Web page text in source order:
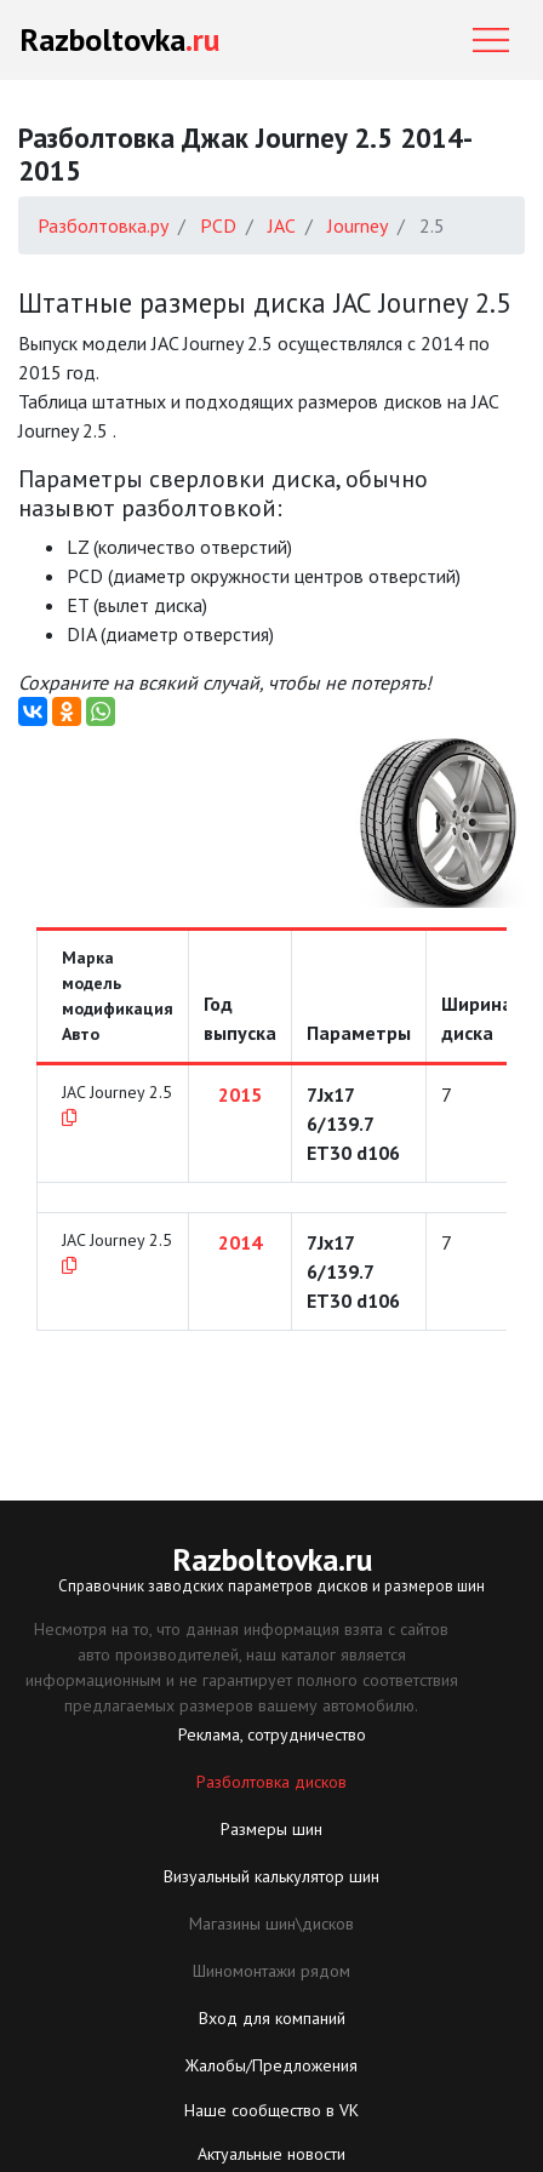
Razboltovka.ru
Разболтовка Джак Journey 2.5 2014-
2015
Разболтовка.ру PCD JAC Journey 2.5
Штатные размеры диска JAC Journey 2.5
Выпуск модели JAC Journey 2.5 осуществлялся с 2014 по
2015 год.
Таблица штатных и подходящих размеров дисков на JAC
Journey 2.5 .
Параметры сверловки диска, обычно
назывют разболтовкой:
LZ (количество отверстий)
PCD (диаметр окружности центров отверстий)
ET (вылет диска)
DIA (диаметр отверстия)
Сохраните на всякий случай, чтобы не потерять!
Марка
модель
модификация
Авто
Год
выпуска
Параметры
Ширина
диска
JAC Journey 2.5 2015
7Jx17
6/139.7
ET30 d106
7
JAC Journey 2.5 2014
7Jx17
6/139.7
ET30 d106
7
Razboltovka.ru
Справочник заводских параметров дисков и размеров шин
Несмотря на то, что данная информация взята с сайтов
авто производителей, наш каталог является
информационным и не гарантирует полного соответствия
предлагаемых размеров вашему автомобилю.
Реклама, сотрудничество
Разболтовка дисков
Размеры шин
Визуальный калькулятор шин
Магазины шин\дисков
Шиномонтажи рядом
Вход для компаний
Жалобы/Предложения
Наше сообщество в VK
Актуальные новости